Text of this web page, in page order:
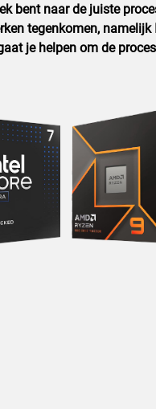
bent naar de juiste
tegenkomen, namelijk
je helpen om de